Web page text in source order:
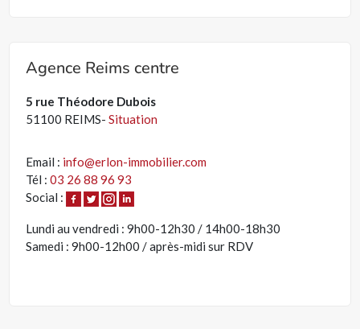
Agence Reims centre
5 rue Théodore Dubois
51100 REIMS-Situation
Email : info@erlon-immobilier.com
Tél :03 26 88 96 93
Social :
Lundi au vendredi : 9h00-12h30 / 14h00-18h30
Samedi : 9h00-12h00 / après-midi sur RDV